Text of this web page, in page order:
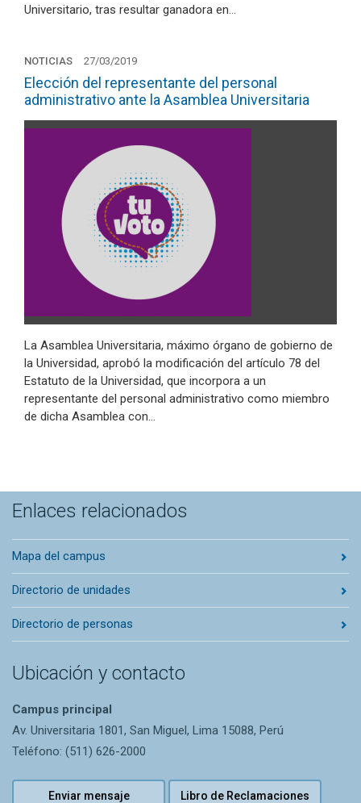
Universitario, tras resultar ganadora en…
NOTICIAS 27/03/2019
Elección del representante del personal
administrativo ante la Asamblea Universitaria
La Asamblea Universitaria, máximo órgano de gobierno de
la Universidad, aprobó la modificación del artículo 78 del
Estatuto de la Universidad, que incorpora a un
representante del personal administrativo como miembro
de dicha Asamblea con…
Enlaces relacionados
Mapa del campus
Directorio de unidades
Directorio de personas
Ubicación y contacto
Campus principal
Av. Universitaria 1801, San Miguel, Lima 15088, Perú
Teléfono: (511) 626-2000
Enviar mensaje Libro de Reclamaciones